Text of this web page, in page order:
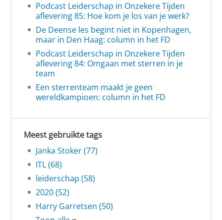
Podcast Leiderschap in Onzekere Tijden
aflevering 85: Hoe kom je los van je werk?
De Deense les begint niet in Kopenhagen,
maar in Den Haag: column in het FD
Podcast Leiderschap in Onzekere Tijden
aflevering 84: Omgaan met sterren in je
team
Een sterrenteam maakt je geen
wereldkampioen: column in het FD
Meest gebruikte tags
Janka Stoker (77)
ITL (68)
leiderschap (58)
2020 (52)
Harry Garretsen (50)